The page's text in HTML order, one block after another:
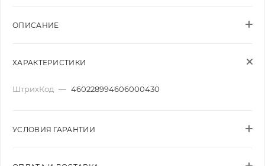
ОПИСАНИЕ
ХАРАКТЕРИСТИКИ
ШтрихКод — 460228994606000430
УСЛОВИЯ ГАРАНТИИ